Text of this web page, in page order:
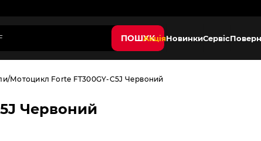
ПОШУКАкціяНовинкиСервіс
Мотоцикл Forte FT300GY-C5J Червоний
Червоний